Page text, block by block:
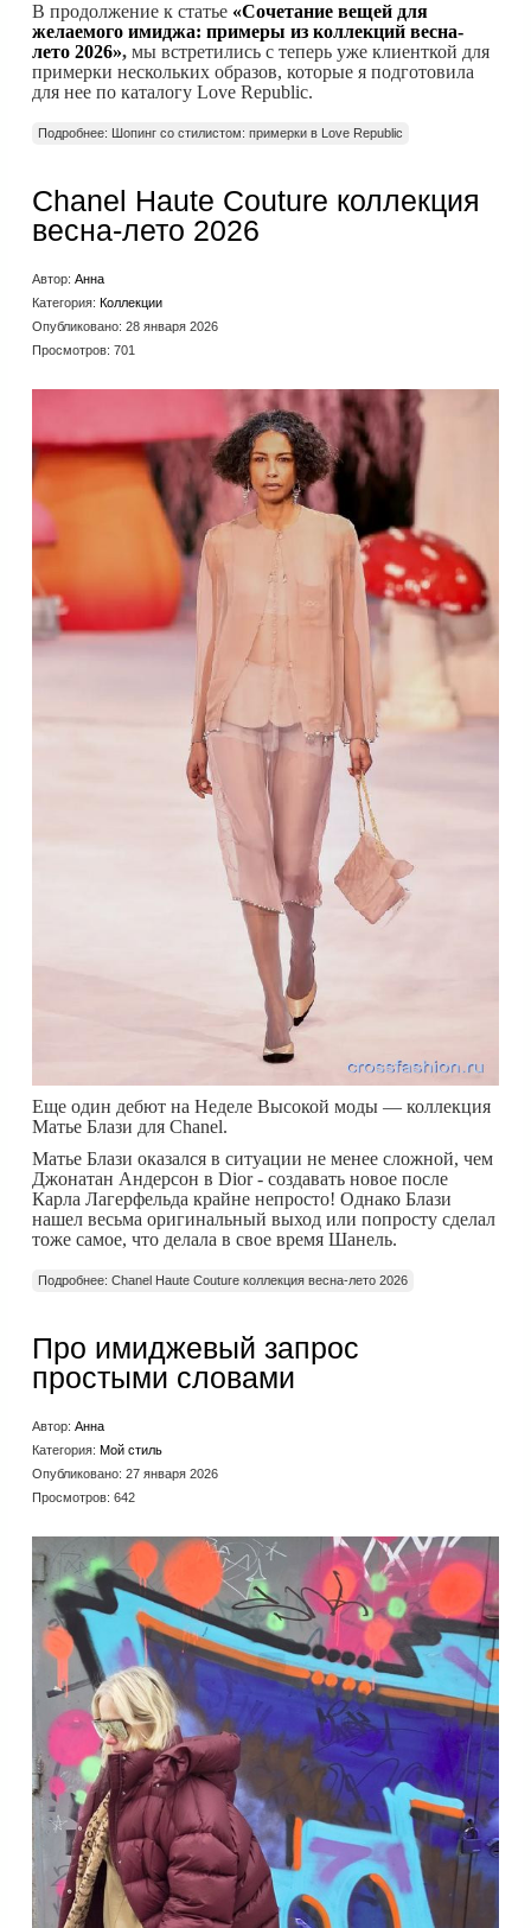
В продолжение к статье «Сочетание вещей для
желаемого имиджа: примеры из коллекций весна-
лето 2026», мы встретились с теперь уже клиенткой для
примерки нескольких образов, которые я подготовила
для нее по каталогу Love Republic.
Подробнее: Шопинг со стилистом: примерки в Love Republic
Chanel Haute Couture коллекция
весна-лето 2026
Автор: Анна
Категория: Коллекции
Опубликовано: 28 января 2026
Просмотров: 701
Еще один дебют на Неделе Высокой моды — коллекция
Матье Блази для Chanel.
Матье Блази оказался в ситуации не менее сложной, чем
Джонатан Андерсон в Dior - создавать новое после
Карла Лагерфельда крайне непросто! Однако Блази
нашел весьма оригинальный выход или попросту сделал
тоже самое, что делала в свое время Шанель.
Подробнее: Chanel Haute Couture коллекция весна-лето 2026
Про имиджевый запрос
простыми словами
Автор: Анна
Категория: Мой стиль
Опубликовано: 27 января 2026
Просмотров: 642